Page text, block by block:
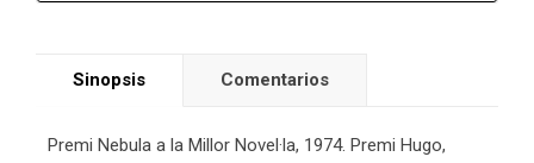
Sinopsis Comentarios
Premi Nebula a la Millor Novel·la, 1974. Premi Hugo,